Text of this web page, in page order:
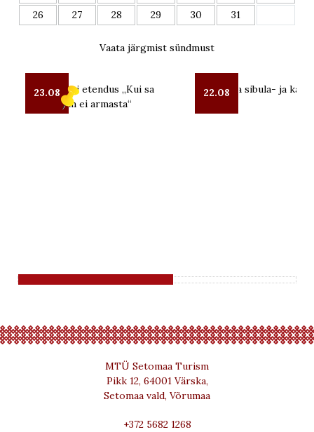
26
27 28 29 30 31
Vaata järgmist sündmust
23.08
OUT teatri etendus „Kui sa
mind enam ei armasta“
22.08
Lüübnitsa sibula- ja
MTÜ Setomaa Turism
Pikk 12, 64001 Värska,
Setomaa vald, Võrumaa
+372 5682 1268